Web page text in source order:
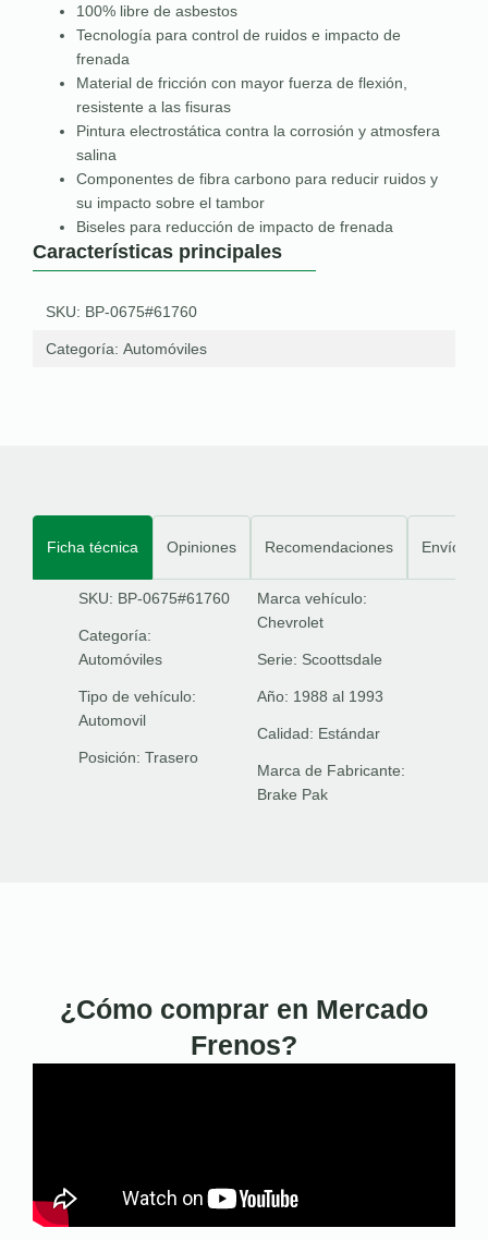
100% libre de asbestos
Tecnología para control de ruidos e impacto de
frenada
Material de fricción con mayor fuerza de flexión,
resistente a las fisuras
Pintura electrostática contra la corrosión y atmosfera
salina
Componentes de fibra carbono para reducir ruidos y
su impacto sobre el tambor
Biseles para reducción de impacto de frenada
Características principales
SKU: BP-0675#61760
Categoría: Automóviles
Ficha técnica Opiniones Recomendaciones Envíos
SKU: BP-0675#61760
Categoría:
Automóviles
Tipo de vehículo:
Automovil
Posición: Trasero
Marca vehículo:
Chevrolet
Serie: Scoottsdale
Año: 1988 al 1993
Calidad: Estándar
Marca de Fabricante:
Brake Pak
¿Cómo comprar en Mercado
Frenos?